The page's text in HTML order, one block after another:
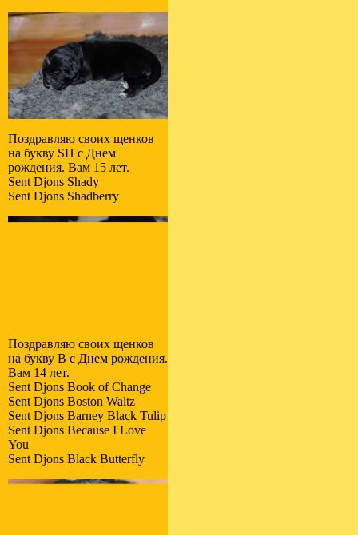
Поздравляю своих щенков
на букву SH с Днем
рождения. Вам 15 лет.
Sent Djons Shady
Sent Djons Shadberry
Поздравляю своих щенков
на букву B с Днем рождения.
Вам 14 лет.
Sent Djons Book of Change
Sent Djons Boston Waltz
Sent Djons Barney Black Tulip
Sent Djons Because I Love
You
Sent Djons Black Butterfly